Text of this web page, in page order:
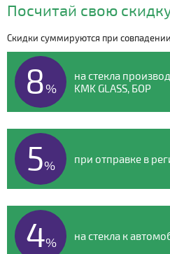
Видео о
Посчитай свою
Скидки суммируются при
8%
на стекла
KMK GLASS, БОР
5% при отправке в
4% на стекла к